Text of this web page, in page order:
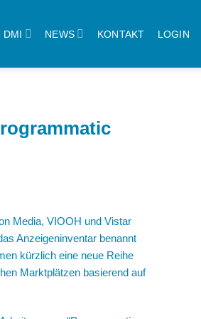
DMI NEWS KONTAKT LOGIN
Media, VIOOH und Vistar
Anzeigeninventar benannt
kürzlich eine neue Reihe
Marktplätzen basierend auf